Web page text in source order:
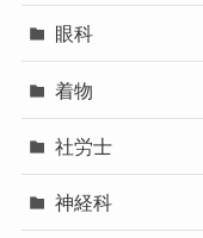
眼科
着物
社労士
神経科